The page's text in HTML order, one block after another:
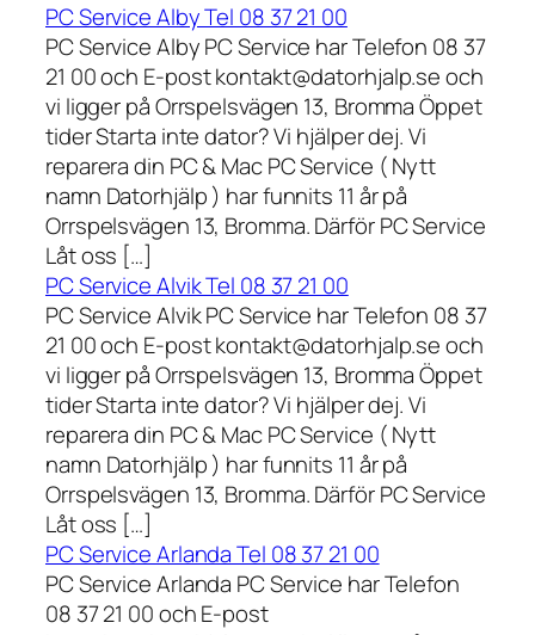
PC Service Alby Tel 08 37 21 00
PC Service Alby PC Service har Telefon 08 37
21 00 och E-post kontakt@datorhjalp.se och
vi ligger på Orrspelsvägen 13, Bromma Öppet
tider Starta inte dator? Vi hjälper dej. Vi
reparera din PC & Mac PC Service ( Nytt
namn Datorhjälp ) har funnits 11 år på
Orrspelsvägen 13, Bromma. Därför PC Service
Låt oss […]
PC Service Alvik Tel 08 37 21 00
PC Service Alvik PC Service har Telefon 08 37
21 00 och E-post kontakt@datorhjalp.se och
vi ligger på Orrspelsvägen 13, Bromma Öppet
tider Starta inte dator? Vi hjälper dej. Vi
reparera din PC & Mac PC Service ( Nytt
namn Datorhjälp ) har funnits 11 år på
Orrspelsvägen 13, Bromma. Därför PC Service
Låt oss […]
PC Service Arlanda Tel 08 37 21 00
PC Service Arlanda PC Service har Telefon
08 37 21 00 och E-post